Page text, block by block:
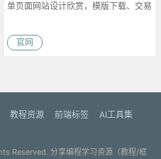
单页面网站设计欣赏，模版下载、交易
官网
教程资源 前端标签
AI工具集